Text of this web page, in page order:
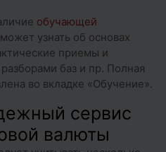
обучающей
узнать об основах
приемы и
баз и пр. Полная
во вкладке «Обучение».
сервис
валюты